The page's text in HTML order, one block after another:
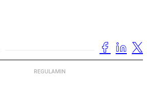
REGULAMIN